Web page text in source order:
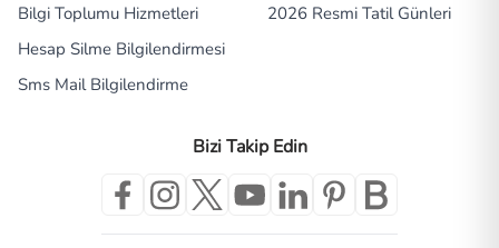
Bilgi Toplumu Hizmetleri
Hesap Silme Bilgilendirmesi
Sms Mail Bilgilendirme
2026 Resmi Tatil Günleri
Bizi Takip Edin